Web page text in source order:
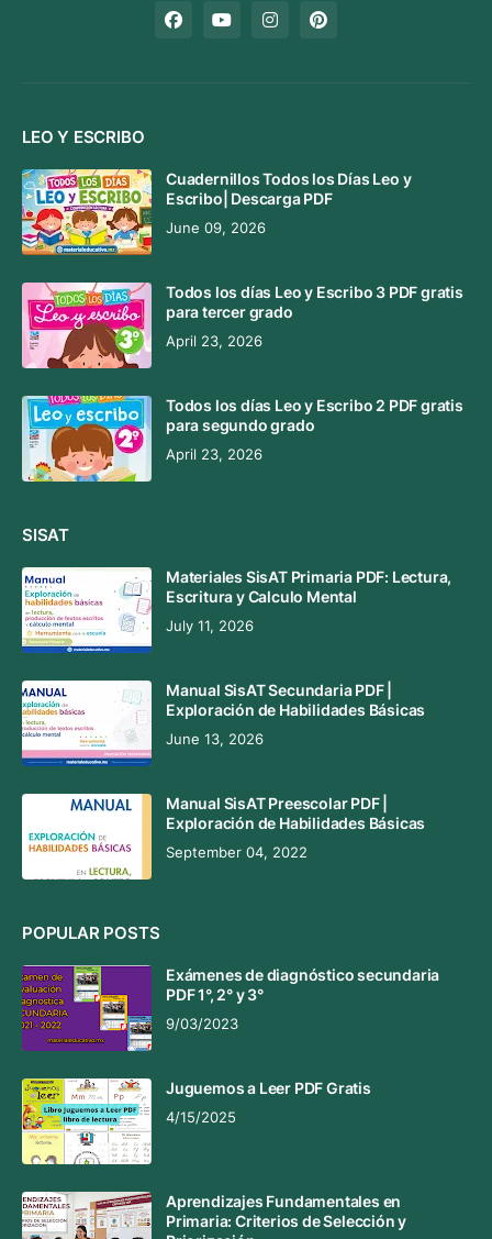
LEO Y ESCRIBO
Cuadernillos Todos los Días Leo y
Escribo| Descarga PDF
June 09, 2026
Todos los días Leo y Escribo 3 PDF gratis
para tercer grado
April 23, 2026
Todos los días Leo y Escribo 2 PDF gratis
para segundo grado
April 23, 2026
SISAT
Materiales SisAT Primaria PDF: Lectura,
Escritura y Calculo Mental
July 11, 2026
Manual SisAT Secundaria PDF |
Exploración de Habilidades Básicas
June 13, 2026
Manual SisAT Preescolar PDF |
Exploración de Habilidades Básicas
September 04, 2022
POPULAR POSTS
Exámenes de diagnóstico secundaria
PDF 1°, 2° y 3°
9/03/2023
Juguemos a Leer PDF Gratis
4/15/2025
Aprendizajes Fundamentales en
Primaria: Criterios de Selección y